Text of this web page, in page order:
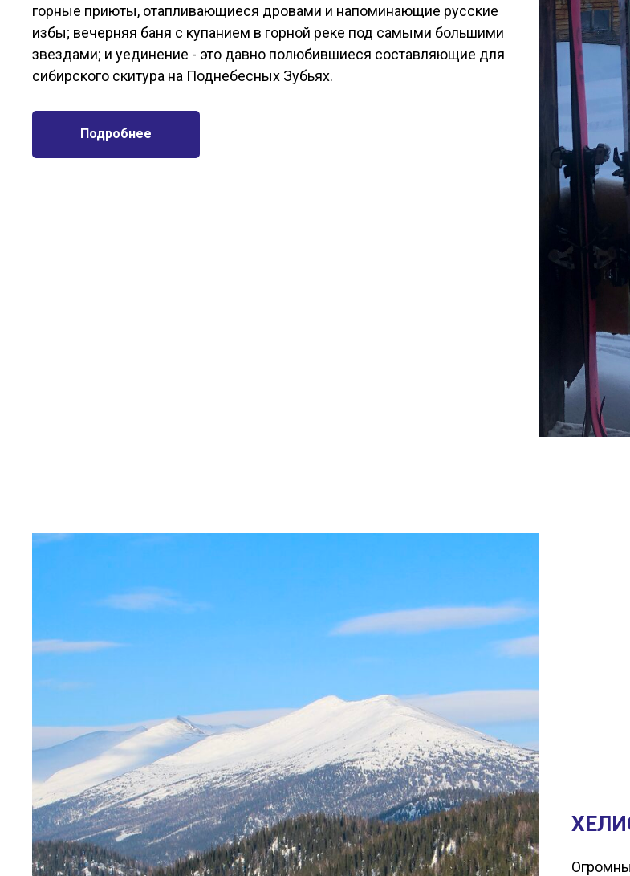
горные приюты, отапливающиеся дровами и напоминающие русские
избы; вечерняя баня с купанием в горной реке под самыми большими
звездами; и уединение - это давно полюбившиеся составляющие для
сибирского скитура на Поднебесных Зубьях.
Подробнее